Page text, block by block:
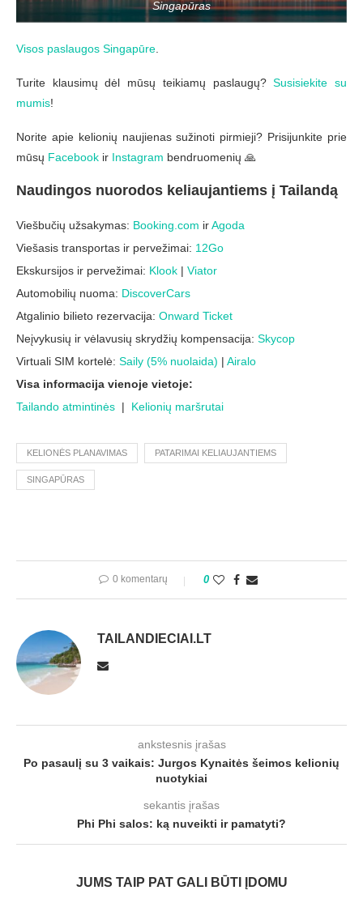
Singapūras
Visos paslaugos Singapūre.
Turite klausimų dėl mūsų teikiamų paslaugų?Susisiekite su
mumis!
Norite apie kelionių naujienas sužinoti pirmieji? Prisijunkite prie
mūsų Facebook ir Instagram bendruomenių 🙏
Naudingos nuorodos keliaujantiems į Tailandą
Viešbučių užsakymas: Booking.com irAgoda
Viešasis transportas ir pervežimai: 12Go
Ekskursijos ir pervežimai: Klook | Viator
Automobilių nuoma: DiscoverCars
Atgalinio bilieto rezervacija: Onward Ticket
Neįvykusių ir vėlavusių skrydžių kompensacija: Skycop
Virtuali SIM kortelė: Saily (5% nuolaida) | Airalo
Visa informacija vienoje vietoje:
Tailando atmintinės | Kelionių maršrutai
KELIONĖS PLANAVIMAS PATARIMAI KELIAUJANTIEMS
SINGAPŪRAS
0 komentarų 0
TAILANDIECIAI.LT
ankstesnis įrašas
Po pasaulį su 3 vaikais: Jurgos Kynaitės šeimos kelionių
nuotykiai
sekantis įrašas
Phi Phi salos: ką nuveikti ir pamatyti?
JUMS TAIP PAT GALI BŪTI ĮDOMU